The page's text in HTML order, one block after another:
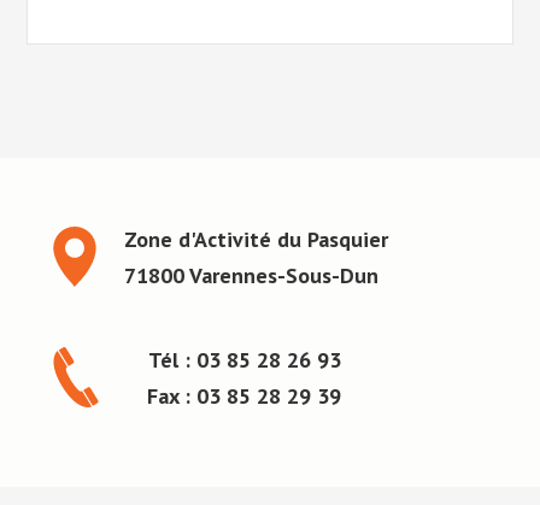
Zone d'Activité du Pasquier
71800 Varennes-Sous-Dun
Tél : 03 85 28 26 93
Fax : 03 85 28 29 39